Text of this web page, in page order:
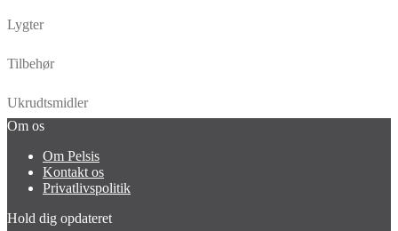
Lygter
Tilbehør
Ukrudtsmidler
Om os
Om Pelsis
Kontakt os
Privatlivspolitik
Hold dig opdateret